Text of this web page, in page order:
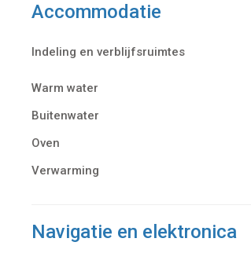
Accommodatie
Indeling en verblijfsruimtes
Warm water
Buitenwater
Oven
Verwarming
Navigatie en elektronica